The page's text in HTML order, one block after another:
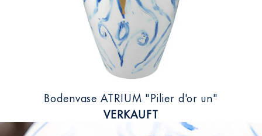
Bodenvase ATRIUM "Pilier d'or un"
VERKAUFT